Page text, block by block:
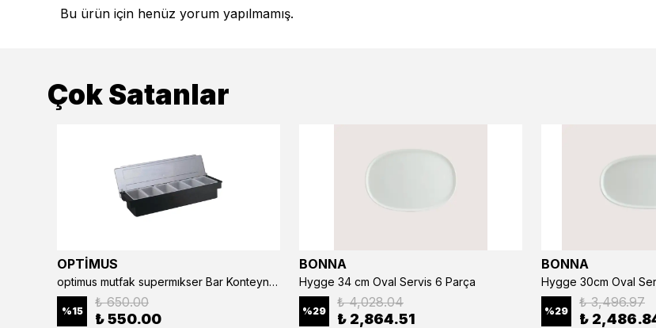
Bu ürün için henüz yorum yapılmamış.
Çok Satanlar
OPTİMUS
optimus mutfak supermıkser Bar Konteyner 6'lı 50×16×9 cm Kapaklı Polikarbon Organizer Bar & Kafe
%15
₺ 650.00
₺ 550.00
BONNA
Hygge 34 cm Oval Servis 6 Parça
%29
₺ 4,028.04
₺ 2,864.51
BONNA
Hygge 30cm Oval
%29
₺ 3,496.97
₺